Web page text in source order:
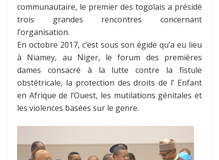
communautaire, le premier des togolais a présidé
trois grandes rencontres concernant
l’organisation.
En octobre 2017, c’est sous son égide qu’a eu lieu
à Niamey, au Niger, le forum des premières
dames consacré à la lutte contre la fistule
obstétricale, la protection des droits de l’ Enfant
en Afrique de l’Ouest, les mutilations génitales et
les violences basées sur le genre.